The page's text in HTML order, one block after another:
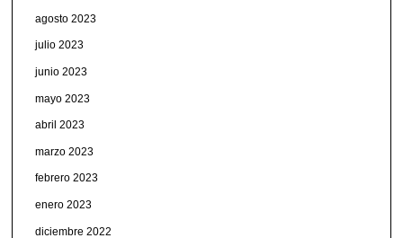
agosto 2023
julio 2023
junio 2023
mayo 2023
abril 2023
marzo 2023
febrero 2023
enero 2023
diciembre 2022